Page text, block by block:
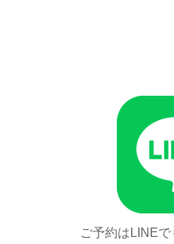
ご予約はLINEで